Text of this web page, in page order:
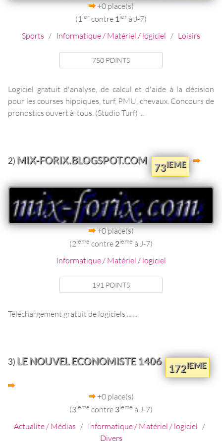
+0 place(s)
(1 iercontre 1ier à J-7)
Sports / Informatique / Matériel / logiciel / Loisirs
750 POINTS
Logiciel gratuit d'analyse, de calcul et d'aide à la décision
pour les courses hippiques, turf, PMU, chevaux. Concours de
pronostics ouvert à tous. (Studio Turf) ...
2) MIX-FORIX.BLOGSPOT.COM
73IEME
+0 place(s)
(2ieme contre 2ieme à J-7)
Informatique / Matériel / logiciel
191 POINTS
Téléchargement gratuit de logiciels ... ...
3) LE NOUVEL ECONOMISTE 1406
172IEME
+0 place(s)
(3ieme contre 3ieme à J-7)
Actualite / Médias / Informatique / Matériel / logiciel /
Divers